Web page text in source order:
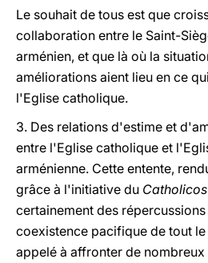
Le souhait de tous est que
collaboration entre le Saint-
arménien, et que là où la
améliorations aient lieu en ce
l'Eglise catholique.
3. Des relations d'estime et
entre l'Eglise catholique et
arménienne. Cette entente,
grâce à l'initiative du
certainement des
coexistence pacifique de tout le
appelé à affronter de